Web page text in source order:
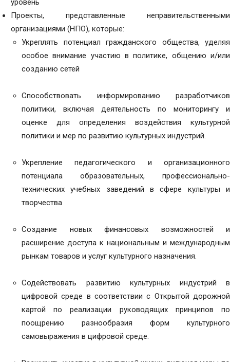
уровень
Проекты, представленные неправительственными
организациями (НПО), которые:
Укреплять потенциал гражданского общества, уделяя
особое внимание участию в политике, общению и/или
созданию сетей
Способствовать информированию разработчиков
политики, включая деятельность по мониторингу и
оценке для определения воздействия культурной
политики и мер по развитию культурных индустрий.
Укрепление педагогического и организационного
потенциала образовательных, профессионально-
технических учебных заведений в сфере культуры и
творчества
Создание новых финансовых возможностей и
расширение доступа к национальным и международным
рынкам товаров и услуг культурного назначения.
Содействовать развитию культурных индустрий в
цифровой среде в соответствии с Открытой дорожной
картой по реализации руководящих принципов по
поощрению разнообразия форм культурного
самовыражения в цифровой среде.